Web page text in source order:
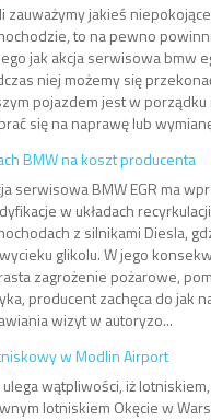
zauważymy jakieś
to na pewno
jak akcja serwisowa bmw
niej możemy się
pojazdem jest w porządku
się na naprawę lub
BMW na koszt producenta
serwisowa BMW EGR ma
w układach
z silnikami Diesla,
glikolu. W jego
zagrożenie pożarowe,
producent zachęca do jak
wizyt w autoryzo...
w Modlin Airport
ulega wątpliwości, iż
lotniskiem Okęcie w